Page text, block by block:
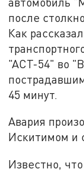
после
Как
"АСТ-54" во
45 минут.
Авария
Искитимом и
Известно,